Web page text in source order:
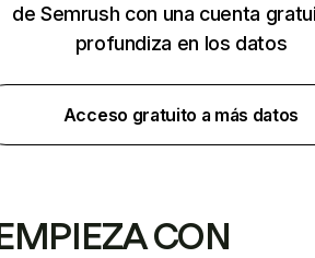
de Semrush con una cuenta
profundiza en los datos
Acceso gratuito a más datos
EMPIEZA CON